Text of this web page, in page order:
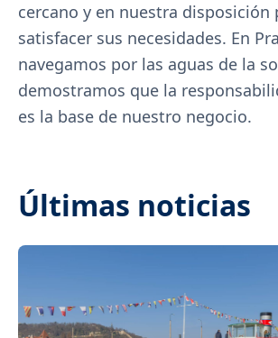
cercano y en nuestra disposición
satisfacer sus necesidades. En
navegamos por las aguas de la
demostramos que la
es la base de nuestro negocio.
Últimas noticias